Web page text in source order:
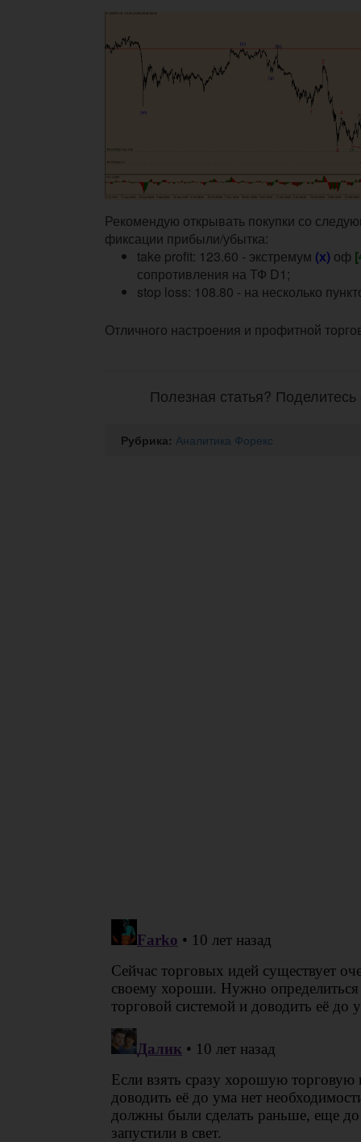
Рекомендую открывать покупки со
фиксации прибыли/убытка:
take profit: 123.60 - экстремум (х) оф
сопротивления на ТФ D1;
stop loss: 108.80 - на несколько
Отличного настроения и профитной
Полезная статья?
Рубрика: Аналитика Форекс